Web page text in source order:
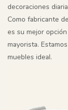
decoraciones
Como fabricante
es su mejor
mayorista.
muebles ideal.